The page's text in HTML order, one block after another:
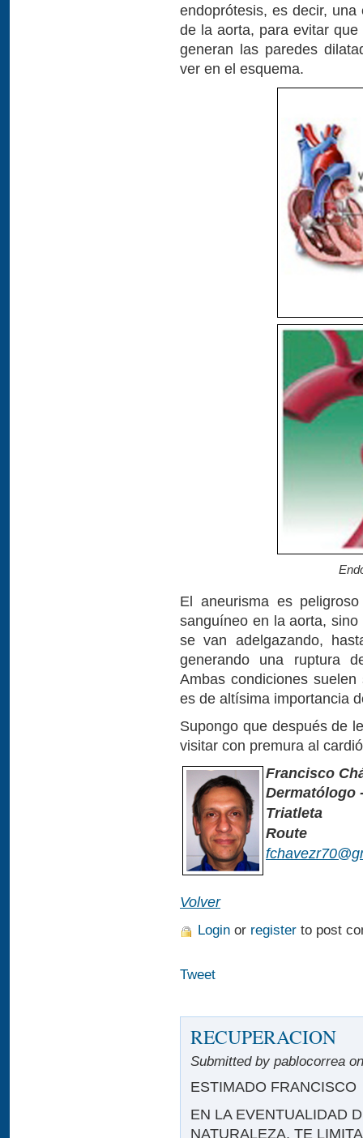
endoprótesis, es decir, una
de la aorta, para evitar
generan las paredes
ver en el esquema.
El aneurisma es
sanguíneo en la aorta,
se van adelgazando,
generando una ruptura
Ambas condiciones
es de altísima importancia
Supongo que después de
visitar con premura al
Francisco
Dermatólogo
Triatleta
Route
Volver
Login or register to post
Tweet
RECUPERACION
Submitted by pablocorrea
ESTIMADO FRANCISCO
EN LA EVENTUALIDAD
NATURALEZA, TE